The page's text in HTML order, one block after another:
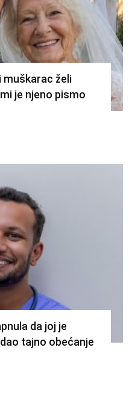
muškarac želi
je njeno pismo
da joj je
tajno obećanje